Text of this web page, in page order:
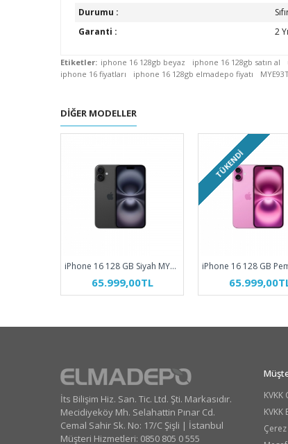
Durumu :
Garanti :
2
Etiketler: iphone 16 128gb beyaz iphone 16 128gb satın al
iphone 16 fiyatları
iphone 16 128gb elmadepo fiyatı
DIĞER MODELLER
iPhone 16 128 GB Siyah MYE73TU/A
65.999,00TL
TÜKENDI
İts Bilişim Hiz. San. Tic. Ltd. Şti. Markasıdır.
Mecidiyeköy Mh. Selahattin Pınar Cd.
Cemal Sahir Sk. No: 17/C Şişli | İstanbul
Müşteri Hizmetleri: 0850 805 0 555
KVKK